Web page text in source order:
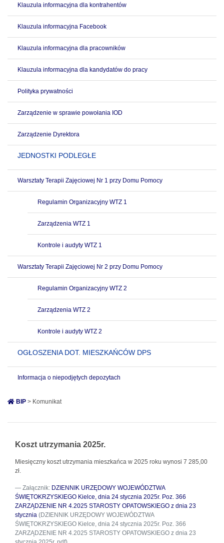
Klauzula informacyjna dla kontrahentów
Klauzula informacyjna Facebook
Klauzula informacyjna dla pracowników
Klauzula informacyjna dla kandydatów do pracy
Polityka prywatności
Zarządzenie w sprawie powołania IOD
Zarządzenie Dyrektora
JEDNOSTKI PODLEGŁE
Warsztaty Terapii Zajęciowej Nr 1 przy Domu Pomocy
Regulamin Organizacyjny WTZ 1
Zarządzenia WTZ 1
Kontrole i audyty WTZ 1
Warsztaty Terapii Zajęciowej Nr 2 przy Domu Pomocy
Regulamin Organizacyjny WTZ 2
Zarządzenia WTZ 2
Kontrole i audyty WTZ 2
OGŁOSZENIA DOT. MIESZKAŃCÓW DPS
Informacja o niepodjętych depozytach
BIP > Komunikat
Koszt utrzymania 2025r.
Miesięczny koszt utrzymania mieszkańca w 2025 roku wynosi 7 285,00
zł.
Załącznik: DZIENNIK URZĘDOWY WOJEWÓDZTWA
ŚWIĘTOKRZYSKIEGO Kielce, dnia 24 stycznia 2025r. Poz. 366
ZARZĄDZENIE NR 4.2025 STAROSTY OPATOWSKIEGO z dnia 23
stycznia (DZIENNIK URZĘDOWY WOJEWÓDZTWA
ŚWIĘTOKRZYSKIEGO Kielce, dnia 24 stycznia 2025r. Poz. 366
ZARZĄDZENIE NR 4.2025 STAROSTY OPATOWSKIEGO z dnia 23